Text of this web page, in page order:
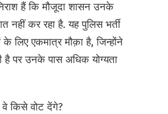
हैं कि मौजूदा शासन उनके
नहीं कर रहा है. यह पुलिस भर्ती
लिए एकमात्र मौक़ा है, जिन्होंने
है पर उनके पास अधिक योग्यता
किसे वोट देंगे?